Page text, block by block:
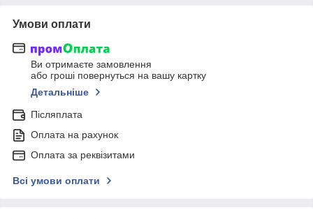
Умови оплати
Ви отримаєте замовлення
або гроші повернуться на вашу картку
Детальніше
Післяплата
Оплата на рахунок
Оплата за реквізитами
Всі умови оплати